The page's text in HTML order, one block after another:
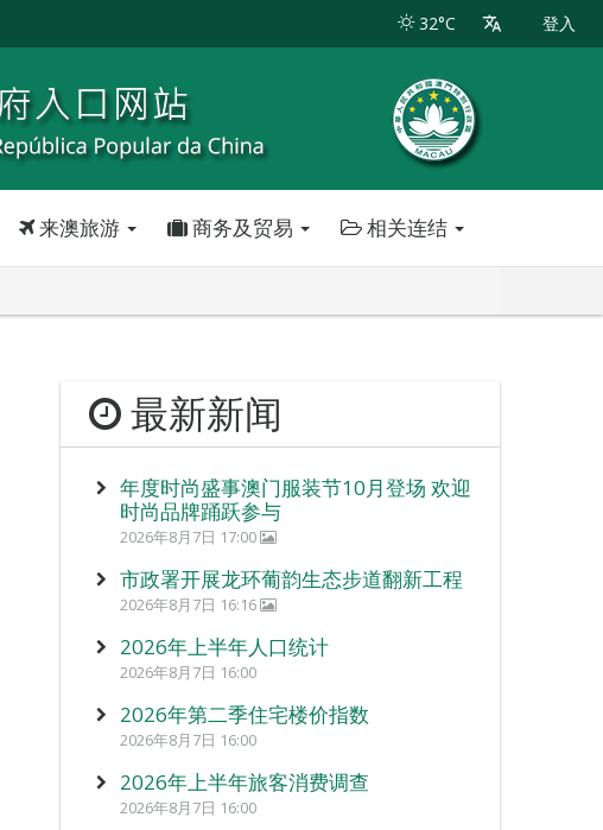
32°C 登入
来澳旅游 商务及贸易 相关连结
最新新闻
年度时尚盛事澳门服装节10月登场 欢迎
时尚品牌踊跃参与
2026年8月7日 17:00
市政署开展龙环葡韵生态步道翻新工程
2026年8月7日 16:16
2026年上半年人口统计
2026年8月7日 16:00
2026年第二季住宅楼价指数
2026年8月7日 16:00
2026年上半年旅客消费调查
2026年8月7日 16:00